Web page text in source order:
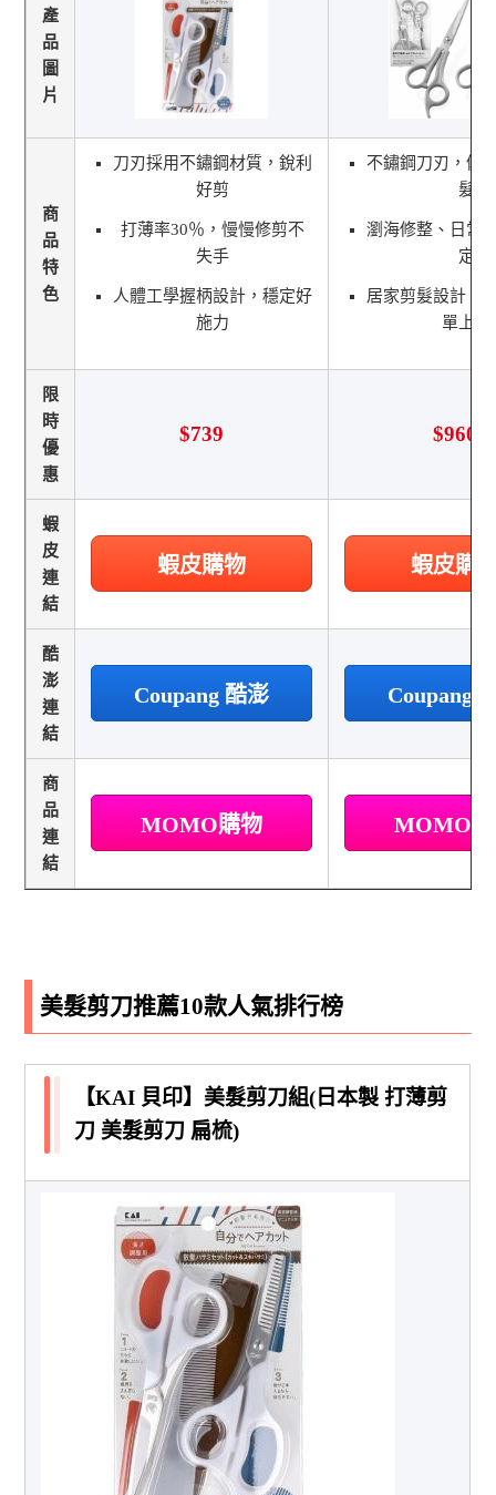
產
品
圖
片
商
品
特
色
刀刃採用不鏽鋼材質，銳利
好剪
打薄率30％，慢慢修剪不
失手
人體工學握柄設計，穩定好
施力
不鏽鋼刀刃，俐
髮
瀏海修整、日常
定
居家剪髮設計，
單上手
限
時
優
惠
$739 $960
蝦
皮
連
結
蝦皮購物 蝦皮購
酷
澎
連
結
Coupang 酷澎 Coupang
商
品
連
結
MOMO購物 MOMO
美髮剪刀推薦10款人氣排行榜
【KAI 貝印】美髮剪刀組(日本製 打薄剪
刀 美髮剪刀 扁梳)